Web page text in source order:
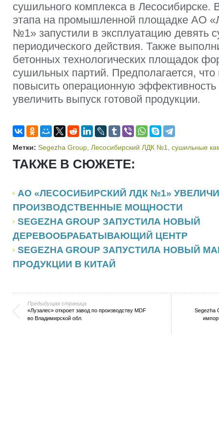
сушильного комплекса в Лесосибирске.
этапа на промышленной площадке АО
№1» запустили в эксплуатацию девять
периодического действия. Также
бетонных технологических площадок
сушильных партий. Предполагается, что
повысить операционную эффективность
увеличить выпуск готовой продукции.
Метки: Segezha Group Лесосибирский ЛДК №1 сушильные
ТАКЖЕ В СЮЖЕТЕ:
АО «ЛЕСОСИБИРСКИЙ ЛДК №1»
ПРОИЗВОДСТВЕННЫЕ МОЩНОСТИ
SEGEZHA GROUP ЗАПУСТИЛА НОВЫЙ
ДЕРЕВООБРАБАТЫВАЮЩИЙ ЦЕНТР
SEGEZHA GROUP ЗАПУСТИЛА НОВЫЙ
ПРОДУКЦИИ В КИТАЙ
Предыдущая страница
«Лузалес» откроет завод по производству MDF
во Владимирской обл.
Segezha